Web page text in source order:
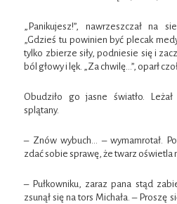
„Panikujesz!”, nawrzeszczał na
„Gdzieś tu powinien być plecak
tylko zbierze siły, podniesie się i
ból głowy i lęk. „Za chwilę…”, oparł
Obudziło go jasne światło.
splątany.
– Znów wybuch… – wymamrotał.
zdać sobie sprawę, że twarz oświetla
– Pułkowniku, zaraz pana stąd
zsunął się na tors Michała. – Proszę